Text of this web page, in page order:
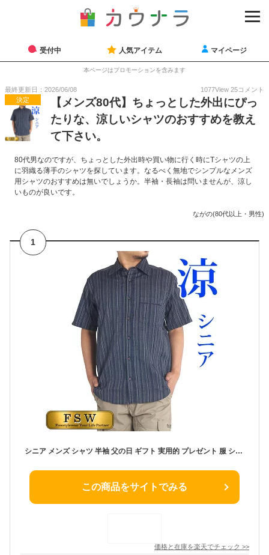
受付中 人気アイテム マイページ
本ページはプロモーションを含みます
最終更新日：2026/06/08 1077View 25コメント
決定
【メンズ80代】ちょっとした外出にぴっ
たりな、涼しいシャツのおすすめを教え
て下さい。
80代男なのですが、ちょっとした外出時や買い物に行く時にTシャツの上
に羽織る薄手のシャツを探しています。なるべく無地でシンプルなメンズ
用シャツのおすすめは無いでしょうか。半袖・長袖は問いませんが、涼し
いものが良いです。
ながの(80代以上・男性)
1
シニア メンズ シャツ 半袖 父の日 ギフト 実用的 プレゼント 服 シアサッカー しじら 夏 紳士 男性 M L LL ゆったり 40代 50代 60代 70代 80代 シニアフッション メンズ 高齢者 服 涼しいシャツ カジュアル トップス 夏用 送料無料
この商品をサイトでみる
価格と在庫を楽天でチェック >>